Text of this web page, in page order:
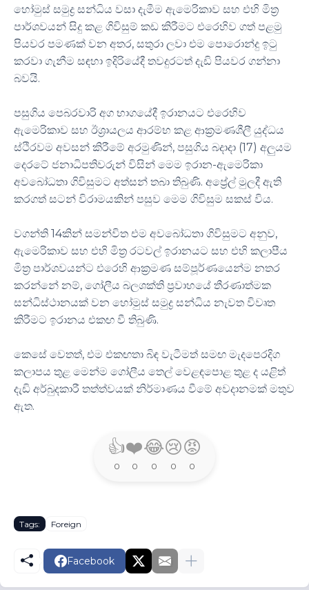
හෝමුස් සමුද්‍ර සන්ධිය වසා දැමීම ඇමෙරිකාව සහ එහි මිත්‍ර
පාර්ශවයන් සිදු කළ ගිවිසුම් කඩ කිරීමට එරෙහිව ගත් පළමු
පියවර පමණක් වන අතර, සතුරා ලවා එම පොරොන්දු ඉටු
කරවා ගැනීම සඳහා ඉදිරියේදී තවදුරටත් දැඩි පියවර ගන්නා
බවයි.
පසුගිය පෙබරවාරි අග භාගයේදී ඉරානයට එරෙහිව
ඇමෙරිකාව සහ ඊශ්‍රායලය ආරම්භ කළ ආක්‍රමණශීලී යුද්ධය
ස්ථිරවම අවසන් කිරීමේ අරමුණින්, පසුගිය බදාදා (17) අලුයම
දෙරටේ ජනාධිපතිවරුන් විසින් මෙම ඉරාන-ඇමෙරිකා
අවබෝධතා ගිවිසුමට අත්සන් තබා තිබුණි. අප්‍රේල් මුලදී ඇති
කරගත් සටන් විරාමයකින් පසුව මෙම ගිවිසුම සකස් විය.
වගන්ති 14කින් සමන්විත එම අවබෝධතා ගිවිසුමට අනුව,
ඇමෙරිකාව සහ එහි මිත්‍ර රටවල් ඉරානයට සහ එහි කලාපීය
මිත්‍ර පාර්ශවයන්ට එරෙහි ආක්‍රමණ සම්පූර්ණයෙන්ම නතර
කරන්නේ නම්, ගෝලීය බලශක්ති ප්‍රවාහයේ තීරණාත්මක
සන්ධිස්ථානයක් වන හෝමුස් සමුද්‍ර සන්ධිය නැවත විවෘත
කිරීමට ඉරානය එකඟ වී තිබුණි.
කෙසේ වෙතත්, එම එකඟතා බිඳ වැටීමත් සමඟ මැදපෙරදිග
කලාපය තුළ මෙන්ම ගෝලීය තෙල් වෙළඳපොළ තුළ ද යළිත්
දැඩි අර්බුදකාරී තත්ත්වයක් නිර්මාණය වීමේ අවදානමක් මතුව
ඇත.
👍
0
❤️
0
😂
0
😢
0
😡
0
Tags: Foreign
Facebook